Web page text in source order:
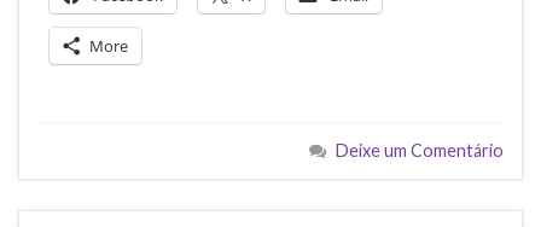
More
Deixe um Comentário